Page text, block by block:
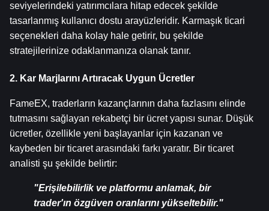
seviyelerindeki yatırımcılara hitap edecek şekilde
tasarlanmış kullanıcı dostu arayüzleridir. Karmaşık ticari
seçenekleri daha kolay hale getirir, bu şekilde
stratejilerinize odaklanmanıza olanak tanır.
2. Kar Marjlarını Artıracak Uygun Ücretler
FameEX, traderların kazançlarının daha fazlasını elinde
tutmasını sağlayan rekabetçi bir ücret yapısı sunar. Düşük
ücretler, özellikle yeni başlayanlar için kazanan ve
kaybeden bir ticaret arasındaki farkı yaratır. Bir ticaret
analisti şu şekilde belirtir:
"Erişilebilirlik ve platformu anlamak, bir
trader'ın özgüven oranlarını yükseltebilir."